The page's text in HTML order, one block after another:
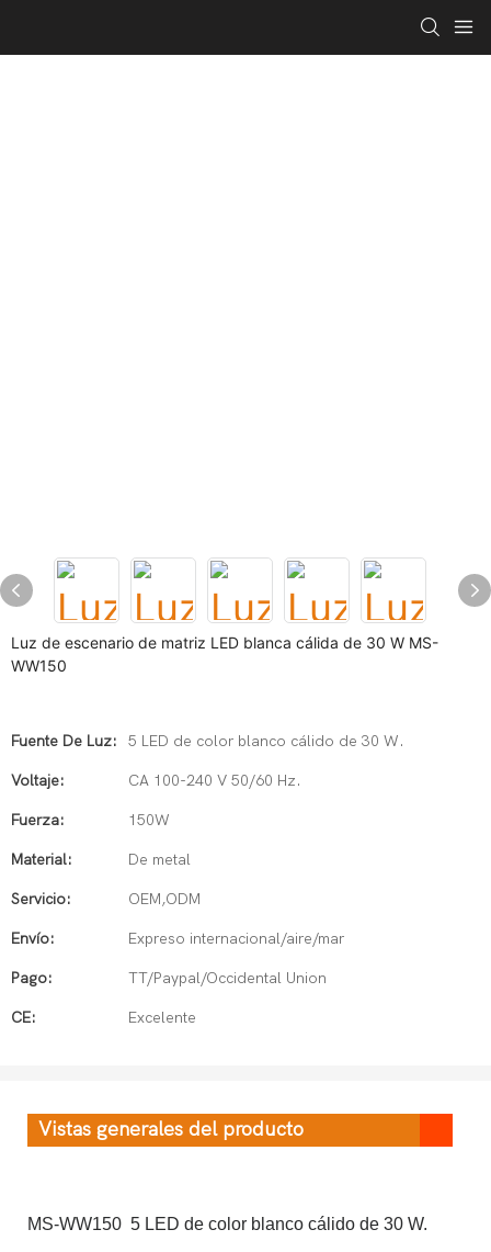
Luz de escenario de matriz LED blanca cálida de 30 W MS-
WW150
Fuente De Luz: 5 LED de color blanco cálido de 30 W.
Voltaje: CA 100-240 V 50/60 Hz.
Fuerza: 150W
Material: De metal
Servicio: OEM,ODM
Envío: Expreso internacional/aire/mar
Pago: TT/Paypal/Occidental Union
CE: Excelente
Vistas generales del producto
MS-WW150 5 LED de color blanco cálido de 30 W.